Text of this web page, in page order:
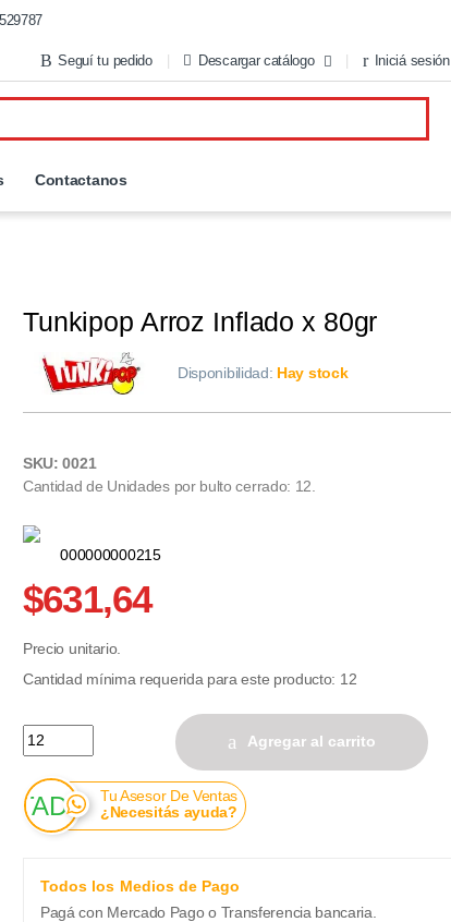
Seguí tu pedido Descargar catálogo Iniciá sesión
Contactanos
Tunkipop Arroz Inflado x 80gr
Disponibilidad: Hay stock
SKU: 0021
Cantidad de Unidades por bulto cerrado: 12.
000000000215
$631,64
Precio unitario.
Cantidad mínima requerida para este producto: 12
Tunkipop Arroz Inflado x 80gr cantidadAgregar al carrito
Tu Asesor De Ventas
¿Necesitás ayuda?
Todos los Medios de Pago
Pagá con Mercado Pago o Transferencia bancaria.